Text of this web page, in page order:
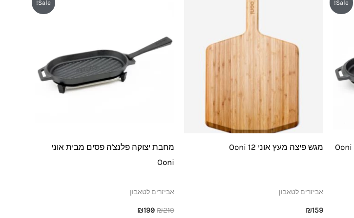
Sale!
מגש פיצה מעץ אוני 12 Ooni
אביזרים לטאבון
₪159
Sale!
מחבת יצוקה פלנצ'ה פסים מבית אוני
Ooni
אביזרים לטאבון
₪219
₪199